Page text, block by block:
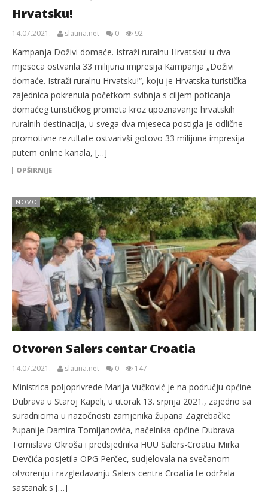
Hrvatsku!
14.07.2021. slatina.net 0 92
Kampanja Doživi domaće. Istraži ruralnu Hrvatsku! u dva
mjeseca ostvarila 33 milijuna impresija Kampanja „Doživi
domaće. Istraži ruralnu Hrvatsku!“, koju je Hrvatska turistička
zajednica pokrenula početkom svibnja s ciljem poticanja
domaćeg turističkog prometa kroz upoznavanje hrvatskih
ruralnih destinacija, u svega dva mjeseca postigla je odlične
promotivne rezultate ostvarivši gotovo 33 milijuna impresija
putem online kanala, […]
OPŠIRNIJE
NOVO
Otvoren Salers centar Croatia
14.07.2021. slatina.net 0 147
Ministrica poljoprivrede Marija Vučković je na području općine
Dubrava u Staroj Kapeli, u utorak 13. srpnja 2021., zajedno sa
suradnicima u nazočnosti zamjenika župana Zagrebačke
županije Damira Tomljanovića, načelnika općine Dubrava
Tomislava Okroša i predsjednika HUU Salers-Croatia Mirka
Devčića posjetila OPG Perčec, sudjelovala na svečanom
otvorenju i razgledavanju Salers centra Croatia te održala
sastanak s […]